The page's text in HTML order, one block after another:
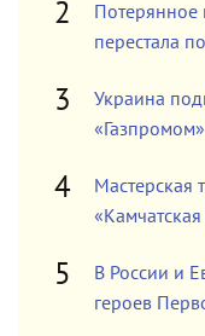
Потерянное
перестала
Украина
«Газпромом»
Мастерская
В России и
героев